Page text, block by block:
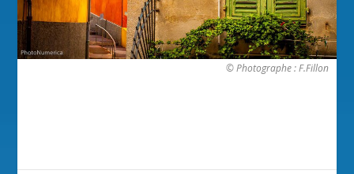
© Photographe : F.Fillon